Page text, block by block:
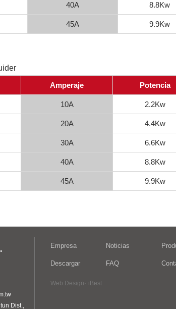
40A 8.8Kw
45A 9.9Kw
Amperaje Potencia
10A 2.2Kw
20A 4.4Kw
30A 6.6Kw
40A 8.8Kw
45A 9.9Kw
Dist.,
Empresa Noticias
Descargar FAQ
Web Design‧ iBest